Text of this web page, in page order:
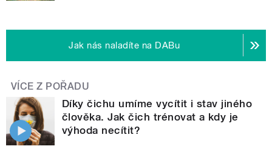
Jak nás naladíte na DABu
VÍCE Z POŘADU
Díky čichu umíme vycítit i stav jiného
člověka. Jak čich trénovat a kdy je
výhoda necítit?